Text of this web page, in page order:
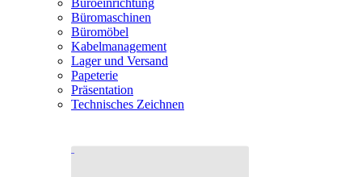
Büroeinrichtung
Büromaschinen
Büromöbel
Kabelmanagement
Lager und Versand
Papeterie
Präsentation
Technisches Zeichnen